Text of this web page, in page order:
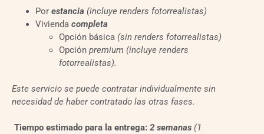
Por estancia (incluye renders fotorrealistas)
Vivienda completa
Opción básica (sin renders fotorrealistas)
Opción premium (incluye renders
fotorrealistas).
Este servicio se puede contratar individualmente sin
necesidad de haber contratado las otras fases.
Tiempo estimado para la entrega: 2 semanas (1